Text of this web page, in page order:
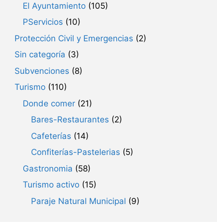
El Ayuntamiento (105)
PServicios (10)
Protección Civil y Emergencias (2)
Sin categoría (3)
Subvenciones (8)
Turismo (110)
Donde comer (21)
Bares-Restaurantes (2)
Cafeterías (14)
Confiterías-Pastelerias (5)
Gastronomia (58)
Turismo activo (15)
Paraje Natural Municipal (9)